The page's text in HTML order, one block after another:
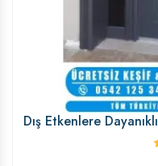
Dış Etkenlere